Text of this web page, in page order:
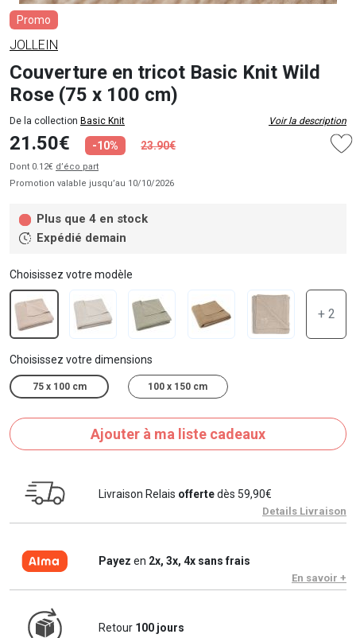
Promo
JOLLEIN
Couverture en tricot Basic Knit Wild
Rose (75 x 100 cm)
De la collection Basic Knit Voir la description
21.50€ -10% 23.90€
Dont 0.12€ d’éco part
Promotion valable jusqu’au 10/10/2026
Plus que 4 en stock
Expédié demain
Choisissez votre modèle
+ 2
Choisissez votre dimensions
75 x 100 cm 100 x 150 cm
Ajouter à ma liste cadeaux
Livraison Relais offertedès 59,90€
Details Livraison
Payez en 2x, 3x, 4x sans frais
En savoir +
Retour 100 jours